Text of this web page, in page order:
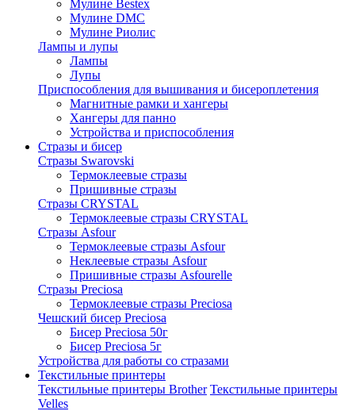
Мулине Bestex
Мулине DMC
Мулине Риолис
Лампы и лупы
Лампы
Лупы
Приспособления для вышивания и бисероплетения
Магнитные рамки и хангеры
Хангеры для панно
Устройства и приспособления
Стразы и бисер
Стразы Swarovski
Термоклеевые стразы
Пришивные стразы
Стразы CRYSTAL
Термоклеевые стразы CRYSTAL
Стразы Asfour
Термоклеевые стразы Asfour
Неклеевые стразы Asfour
Пришивные стразы Asfourelle
Стразы Preciosa
Термоклеевые стразы Preciosa
Чешский бисер Preciosa
Бисер Preciosa 50г
Бисер Preciosa 5г
Устройства для работы со стразами
Текстильные принтеры
Текстильные принтеры Brother Текстильные принтеры
Velles